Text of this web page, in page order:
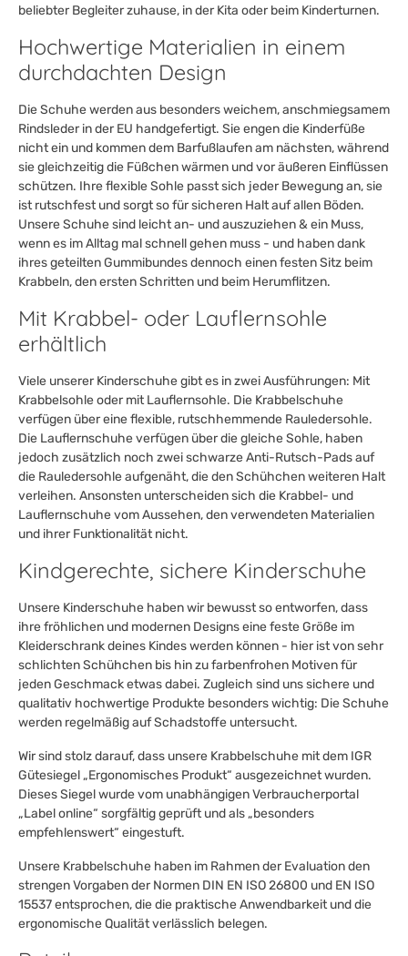
beliebter Begleiter zuhause, in der Kita oder beim Kinderturnen.
Hochwertige Materialien in einem
durchdachten Design
Die Schuhe werden aus besonders weichem, anschmiegsamem
Rindsleder in der EU handgefertigt. Sie engen die Kinderfüße
nicht ein und kommen dem Barfußlaufen am nächsten, während
sie gleichzeitig die Füßchen wärmen und vor äußeren Einflüssen
schützen. Ihre flexible Sohle passt sich jeder Bewegung an, sie
ist rutschfest und sorgt so für sicheren Halt auf allen Böden.
Unsere Schuhe sind leicht an- und auszuziehen & ein Muss,
wenn es im Alltag mal schnell gehen muss - und haben dank
ihres geteilten Gummibundes dennoch einen festen Sitz beim
Krabbeln, den ersten Schritten und beim Herumflitzen.
Mit Krabbel- oder Lauflernsohle
erhältlich
Viele unserer Kinderschuhe gibt es in zwei Ausführungen: Mit
Krabbelsohle oder mit Lauflernsohle. Die Krabbelschuhe
verfügen über eine flexible, rutschhemmende Rauledersohle.
Die Lauflernschuhe verfügen über die gleiche Sohle, haben
jedoch zusätzlich noch zwei schwarze Anti-Rutsch-Pads auf
die Rauledersohle aufgenäht, die den Schühchen weiteren Halt
verleihen. Ansonsten unterscheiden sich die Krabbel- und
Lauflernschuhe vom Aussehen, den verwendeten Materialien
und ihrer Funktionalität nicht.
Kindgerechte, sichere Kinderschuhe
Unsere Kinderschuhe haben wir bewusst so entworfen, dass
ihre fröhlichen und modernen Designs eine feste Größe im
Kleiderschrank deines Kindes werden können - hier ist von sehr
schlichten Schühchen bis hin zu farbenfrohen Motiven für
jeden Geschmack etwas dabei. Zugleich sind uns sichere und
qualitativ hochwertige Produkte besonders wichtig: Die Schuhe
werden regelmäßig auf Schadstoffe untersucht.
Wir sind stolz darauf, dass unsere Krabbelschuhe mit dem IGR
Gütesiegel „Ergonomisches Produkt“ ausgezeichnet wurden.
Dieses Siegel wurde vom unabhängigen Verbraucherportal
„Label online“ sorgfältig geprüft und als „besonders
empfehlenswert“ eingestuft.
Unsere Krabbelschuhe haben im Rahmen der Evaluation den
strengen Vorgaben der Normen DIN EN ISO 26800 und EN ISO
15537 entsprochen, die die praktische Anwendbarkeit und die
ergonomische Qualität verlässlich belegen.